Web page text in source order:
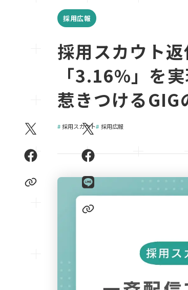
採用広報
採用スカウト
「3.16%」を
惹きつけるGIG
採用スカウト 採用広報